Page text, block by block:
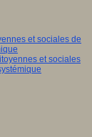
et sociales de